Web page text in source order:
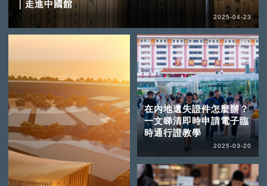
｜走進中國館
2025-04-23
在內地遺失證件怎麼辦？
一文睇清即時申請電子臨
時通行證教學
2025-03-20